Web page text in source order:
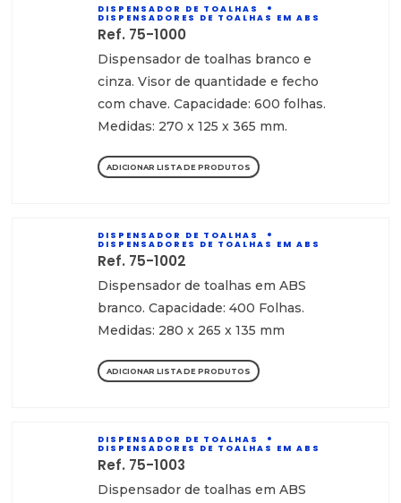
DISPENSADOR DE TOALHAS
DISPENSADORES DE TOALHAS EM ABS
Ref. 75-1000
Dispensador de toalhas branco e
cinza. Visor de quantidade e fecho
com chave. Capacidade: 600 folhas.
Medidas: 270 x 125 x 365 mm.
ADICIONAR LISTA DE PRODUTOS
DISPENSADOR DE TOALHAS
DISPENSADORES DE TOALHAS EM ABS
Ref. 75-1002
Dispensador de toalhas em ABS
branco. Capacidade: 400 Folhas.
Medidas: 280 x 265 x 135 mm
ADICIONAR LISTA DE PRODUTOS
DISPENSADOR DE TOALHAS
DISPENSADORES DE TOALHAS EM ABS
Ref. 75-1003
Dispensador de toalhas em ABS